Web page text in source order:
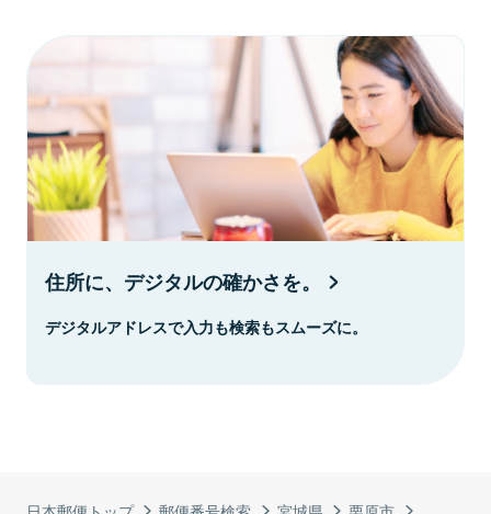
住所に、デジタルの確かさを。
デジタルアドレスで入力も検索もスムーズに。